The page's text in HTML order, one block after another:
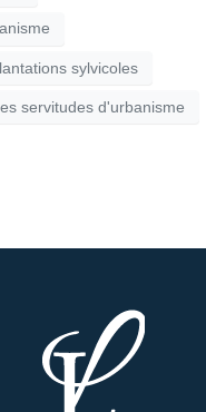
sylvicoles
servitudes d'urbanisme